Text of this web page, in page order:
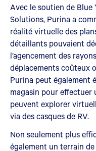
Avec le soutien de Blue
Solutions, Purina a
réalité virtuelle des
détaillants pouvaient
l’agencement des
déplacements coûteux
Purina peut également
magasin pour effectuer
peuvent explorer
via des casques de RV.
Non seulement plus
également un terrain